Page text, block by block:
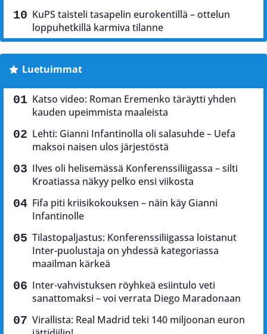
KuPS taisteli tasapelin eurokentillä – ottelun
loppuhetkillä karmiva tilanne
Luetuimmat
Katso video: Roman Eremenko täräytti yhden
kauden upeimmista maaleista
Lehti: Gianni Infantinolla oli salasuhde – Uefa
maksoi naisen ulos järjestöstä
Ilves oli helisemässä Konferenssiliigassa – silti
Kroatiassa näkyy pelko ensi viikosta
Fifa piti kriisikokouksen – näin käy Gianni
Infantinolle
Tilastopaljastus: Konferenssiliigassa loistanut
Inter-puolustaja on yhdessä kategoriassa
maailman kärkeä
Inter-vahvistuksen röyhkeä esiintulo veti
sanattomaksi – voi verrata Diego Maradonaan
Virallista: Real Madrid teki 140 miljoonan euron